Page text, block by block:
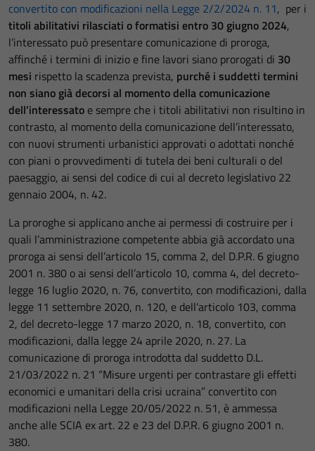
convertito con modificazioni nella Legge 2/2/2024 n. 11, per i
titoli abilitativi rilasciati o formatisi entro 30 giugno 2024,
l’interessato può presentare comunicazione di proroga,
affinché i termini di inizio e fine lavori siano prorogati di 30
mesi rispetto la scadenza prevista, purché i suddetti termini
non siano già decorsi al momento della comunicazione
dell’interessato e sempre che i titoli abilitativi non risultino in
contrasto, al momento della comunicazione dell’interessato,
con nuovi strumenti urbanistici approvati o adottati nonché
con piani o provvedimenti di tutela dei beni culturali o del
paesaggio, ai sensi del codice di cui al decreto legislativo 22
gennaio 2004, n. 42.
La proroghe si applicano anche ai permessi di costruire per i
quali l’amministrazione competente abbia già accordato una
proroga ai sensi dell’articolo 15, comma 2, del D.P.R. 6 giugno
2001 n. 380 o ai sensi dell’articolo 10, comma 4, del decreto-
legge 16 luglio 2020, n. 76, convertito, con modificazioni, dalla
legge 11 settembre 2020, n. 120, e dell’articolo 103, comma
2, del decreto-legge 17 marzo 2020, n. 18, convertito, con
modificazioni, dalla legge 24 aprile 2020, n. 27. La
comunicazione di proroga introdotta dal suddetto D.L.
21/03/2022 n. 21 “Misure urgenti per contrastare gli effetti
economici e umanitari della crisi ucraina” convertito con
modificazioni nella Legge 20/05/2022 n. 51, è ammessa
anche alle SCIA ex art. 22 e 23 del D.P.R. 6 giugno 2001 n.
380.